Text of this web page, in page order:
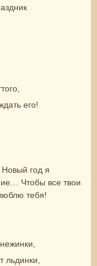
его!
год я
Чтобы все твои
тебя!
льдинки,